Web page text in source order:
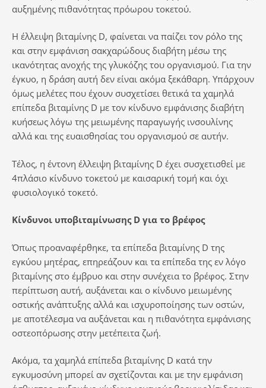
αυξημένης πιθανότητας πρόωρου τοκετού.
Η έλλειψη βιταμίνης D, φαίνεται να παίζει τον ρόλο της
και στην εμφάνιση σακχαρώδους διαβήτη μέσω της
ικανότητας ανοχής της γλυκόζης του οργανισμού. Για την
έγκυο, η δράση αυτή δεν είναι ακόμα ξεκάθαρη. Υπάρχουν
όμως μελέτες που έχουν συσχετίσει θετικά τα χαμηλά
επίπεδα βιταμίνης D με τον κίνδυνο εμφάνισης διαβήτη
κυήσεως λόγω της μειωμένης παραγωγής ινσουλίνης
αλλά και της ευαισθησίας του οργανισμού σε αυτήν.
Τέλος, η έντονη έλλειψη βιταμίνης D έχει συσχετισθεί με
4πλάσιο κίνδυνο τοκετού με καισαρική τομή και όχι
φυσιολογικό τοκετό.
Κίνδυνοι υποβιταμίνωσης D για το βρέφος
Όπως προαναφέρθηκε, τα επίπεδα βιταμίνης D της
εγκύου μητέρας, επηρεάζουν και τα επίπεδα της εν λόγο
βιταμίνης στο έμβρυο και στην συνέχεια το βρέφος. Στην
περίπτωση αυτή, αυξάνεται και ο κίνδυνο μειωμένης
οστικής ανάπτυξης αλλά και ισχυροποίησης των οστών,
με αποτέλεσμα να αυξάνεται και η πιθανότητα εμφάνισης
οστεοπόρωσης στην μετέπειτα ζωή.
Ακόμα, τα χαμηλά επίπεδα βιταμίνης D κατά την
εγκυμοσύνη μπορεί αν σχετίζονται και με την εμφάνιση